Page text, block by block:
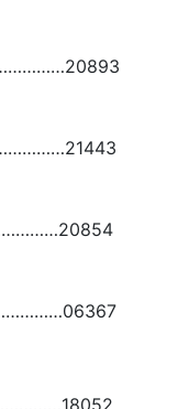
20893
21443
20854
06367
18052